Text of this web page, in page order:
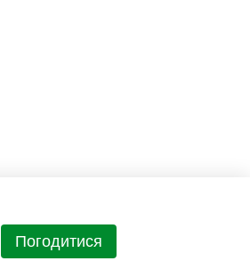
Погодитися